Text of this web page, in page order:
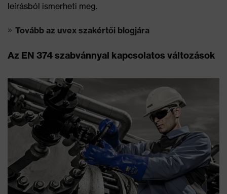
leírásból ismerheti meg.
Tovább az uvex szakértői blogjára
Az EN 374 szabvánnyal kapcsolatos változások